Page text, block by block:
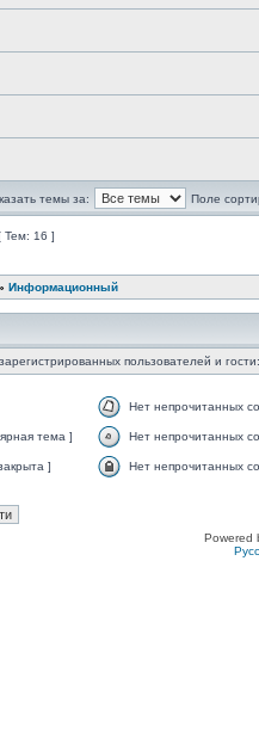
темы за: Поле
Тем: 16 ]
Информационный
пользователей и
Нет непрочитанных
тема ] Нет непрочитанных
] Нет непрочитанных
Powered